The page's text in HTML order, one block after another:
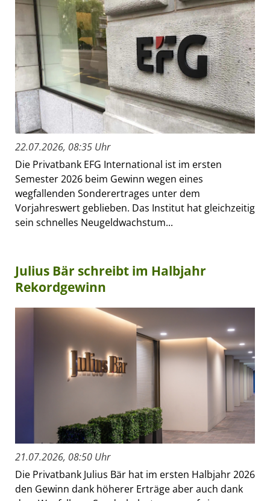
22.07.2026, 08:35 Uhr
Die Privatbank EFG International ist im ersten
Semester 2026 beim Gewinn wegen eines
wegfallenden Sonderertrages unter dem
Vorjahreswert geblieben. Das Institut hat gleichzeitig
sein schnelles Neugeldwachstum...
Julius Bär schreibt im Halbjahr
Rekordgewinn
21.07.2026, 08:50 Uhr
Die Privatbank Julius Bär hat im ersten Halbjahr 2026
den Gewinn dank höherer Erträge aber auch dank